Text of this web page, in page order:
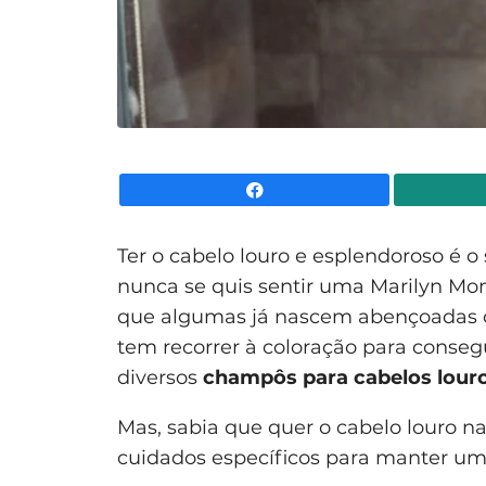
Ter o cabelo louro e esplendoroso é
nunca se quis sentir uma Marilyn
que algumas já nascem
tem recorrer à coloração para
diversos champôs para cabelos
Mas, sabia que quer o cabelo louro
cuidados específicos para manter